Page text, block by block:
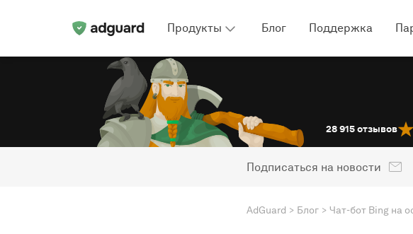
Продукты Блог Поддержка
28 915отзывов
Подписаться на новости
AdGuard Блог